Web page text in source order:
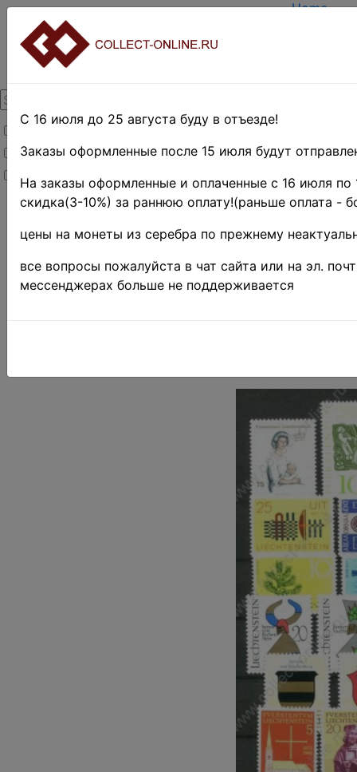
Товары со скидкой
Товары в наличии
Новинки
Home
TERMS
Home»
EUROPE »
Лихтенштейн
С 16 июля до 25 августа буду в отъезде!
Заказы оформленные после 15 июля будут
На заказы оформленные и оплаченные с 16 июля по
скидка(3-10%) за раннюю оплату!(раньше оплата -
цены на монеты из серебра по прежнему
все вопросы пожалуйста в чат сайта или на эл.
мессенджерах больше не поддерживается